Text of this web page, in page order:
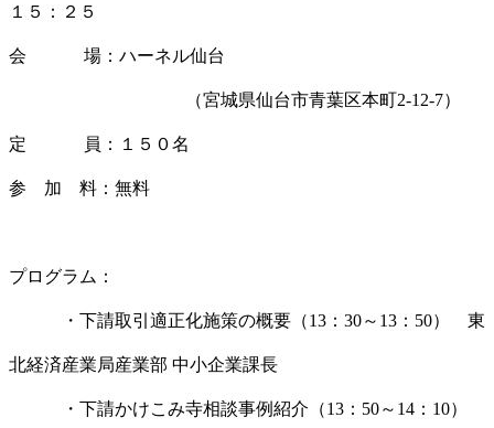
１５：２５
会 場：ハーネル仙台
（宮城県仙台市青葉区本町2-12-7）
定 員：１５０名
参 加 料：無料
プログラム：
・下請取引適正化施策の概要（13：30～13：50） 東
北経済産業局産業部 中小企業課長
・下請かけこみ寺相談事例紹介（13：50～14：10）